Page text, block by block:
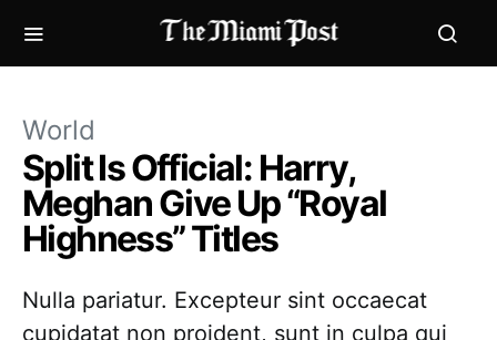
World
Split Is Official: Harry,
Meghan Give Up “Royal
Highness” Titles
Nulla pariatur. Excepteur sint occaecat
cupidatat non proident, sunt in culpa qui